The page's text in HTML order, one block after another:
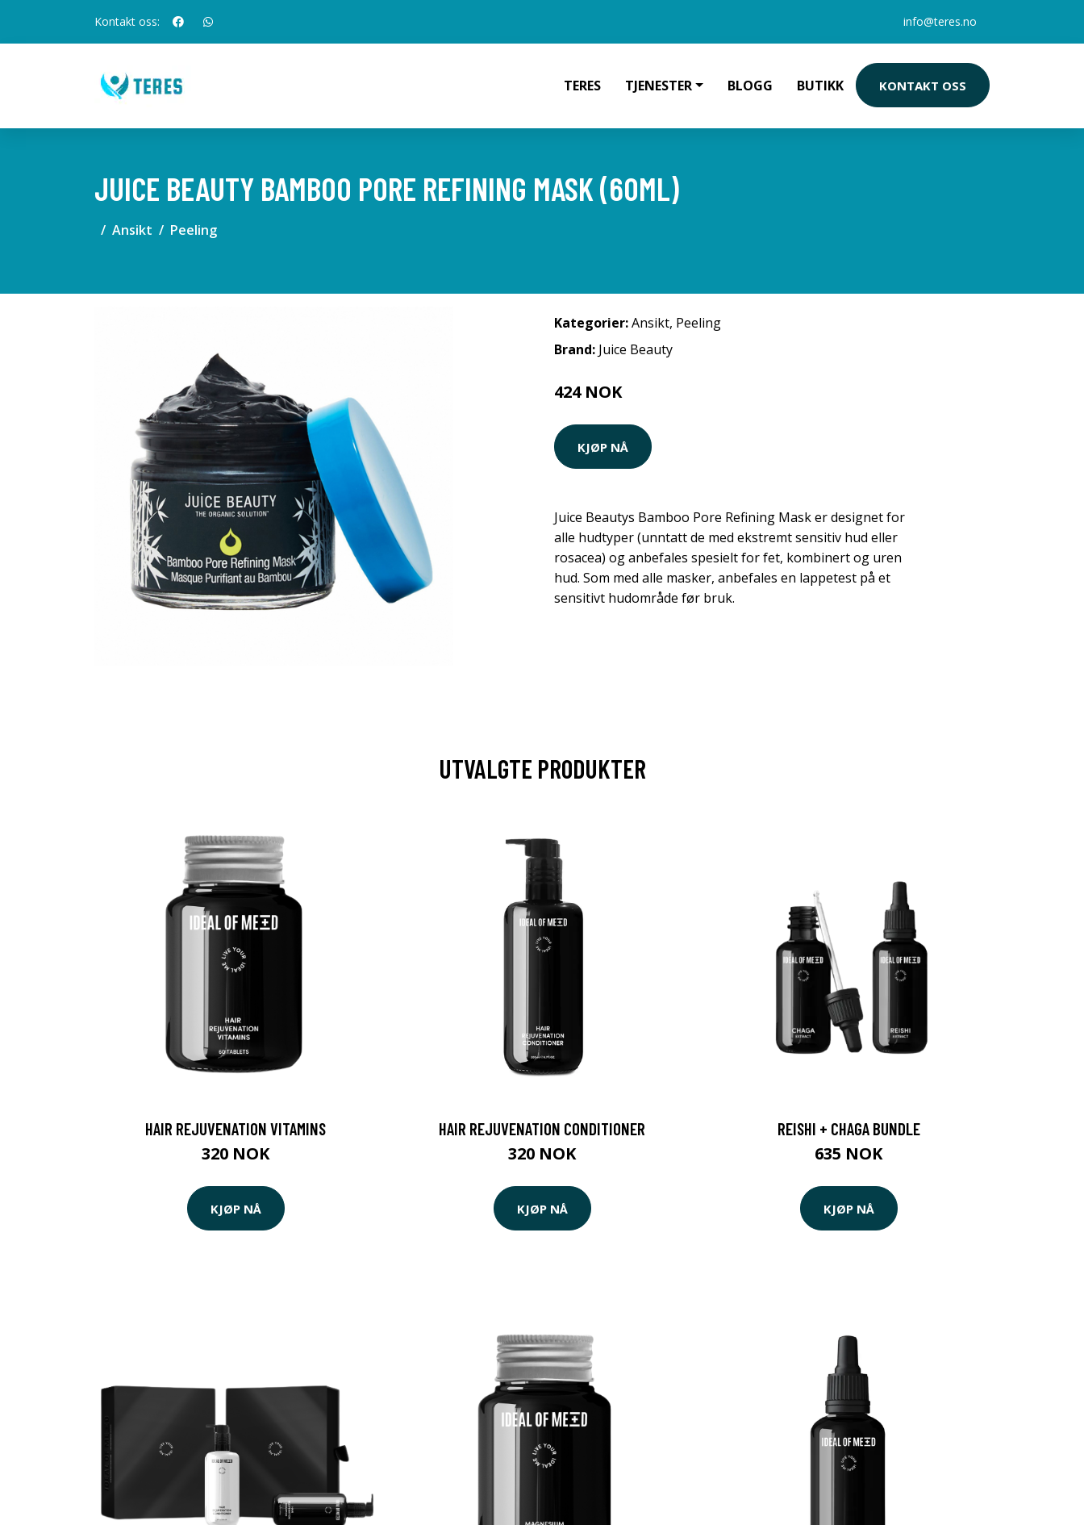
Kontakt oss: info@teres.no
TERES TJENESTER BLOGG BUTIKK KONTAKT OSS
JUICE BEAUTY BAMBOO PORE REFINING MASK (60ML)
Ansikt Peeling
Kategorier:Ansikt, Peeling
Brand: Juice Beauty
424 NOK
KJØP NÅ
Juice Beautys Bamboo Pore Refining Mask er designet for
alle hudtyper (unntatt de med ekstremt sensitiv hud eller
rosacea) og anbefales spesielt for fet, kombinert og uren
hud. Som med alle masker, anbefales en lappetest på et
sensitivt hudområde før bruk.
UTVALGTE PRODUKTER
HAIR REJUVENATION VITAMINS
320 NOK
KJØP NÅ
HAIR REJUVENATION CONDITIONER
320 NOK
KJØP NÅ
REISHI + CHAGA BUNDLE
635 NOK
KJØP NÅ